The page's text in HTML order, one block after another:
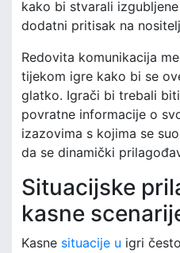
kako bi stvarali
dodatni pritisak na
Redovita komunikacija
tijekom igre kako bi se
glatko. Igrači bi trebali
povratne informacije o
izazovima s kojima se
da se dinamički
Situacijske
kasne
Kasne situacije u igri